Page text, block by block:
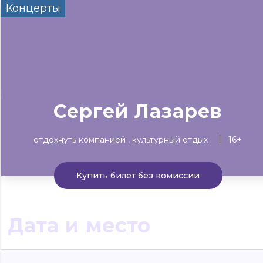
Концерты
Сергей Лазарев
отдохнуть компанией культурный отдых 16+
Купить билет без комиссии
Дата и место